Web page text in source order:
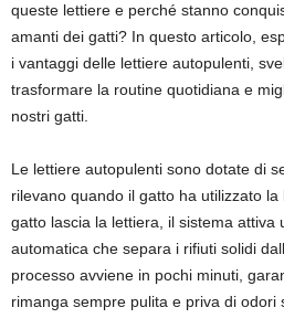
queste lettiere e perché stanno
amanti dei gatti? In questo articolo,
i vantaggi delle lettiere autopulenti,
trasformare la routine quotidiana e
nostri gatti.
Le lettiere autopulenti sono dotate di
rilevano quando il gatto ha utilizzato
gatto lascia la lettiera, il sistema attiva
automatica che separa i rifiuti solidi
processo avviene in pochi minuti,
rimanga sempre pulita e priva di odori